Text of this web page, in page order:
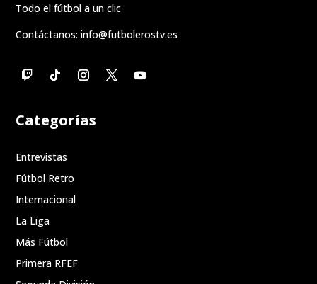
Todo el fútbol a un clic
Contáctanos:info@futbolerostv.es
Categorías
Entrevistas
Fútbol Retro
Internacional
La Liga
Más Fútbol
Primera RFEF